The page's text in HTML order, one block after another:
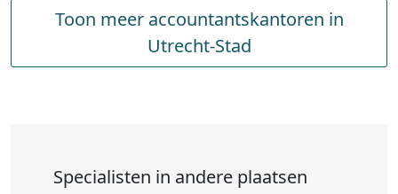
Toon meer accountantskantoren in
Utrecht-Stad
Specialisten in andere plaatsen